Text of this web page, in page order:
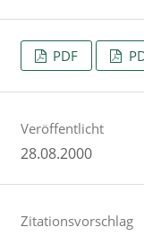
PDF
Veröffentlicht
28.08.2000
Zitationsvorschlag